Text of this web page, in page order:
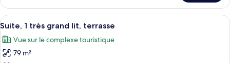
grand
lit
(Hideaway)
le
type
de
Suite,
Afficher
toutes
les
photos
Un salon moderne comprenant un
6
Suite, 1 très grand lit, terrasse
Vue sur le complexe touristique
79 m²